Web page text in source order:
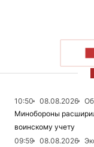
10:50 08.08.2026
Минобороны
воинскому учету
09:59
08.08.2026